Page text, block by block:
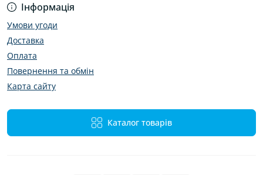
Інформація
Умови угоди
Доставка
Оплата
Повернення та обмін
Карта сайту
Каталог товарів